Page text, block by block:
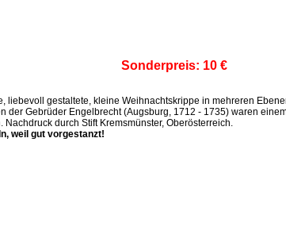
Sonderpreis: 10 €
liebevoll gestaltete, kleine Weihnachtskrippe in mehreren
der Gebrüder Engelbrecht (Augsburg, 1712 - 1735) waren
Nachdruck durch Stift Kremsmünster, Oberösterreich.
weil gut vorgestanzt!